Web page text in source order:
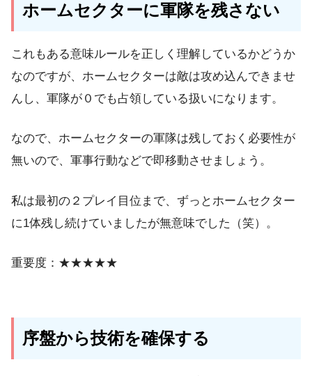
ホームセクターに軍隊を残さない
これもある意味ルールを正しく理解しているかどうか
なのですが、ホームセクターは敵は攻め込んできませ
んし、軍隊が０でも占領している扱いになります。
なので、ホームセクターの軍隊は残しておく必要性が
無いので、軍事行動などで即移動させましょう。
私は最初の２プレイ目位まで、ずっとホームセクター
に1体残し続けていましたが無意味でした（笑）。
重要度：★★★★★
序盤から技術を確保する